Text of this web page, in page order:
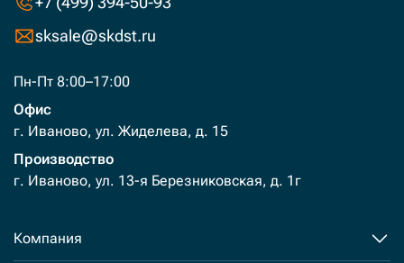
sksale@skdst.ru
Пн-Пт 8:00–17:00
Офис
г. Иваново, ул. Жиделева, д. 15
Производство
г. Иваново, ул. 13-я Березниковская, д. 1г
Компания